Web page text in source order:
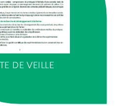
DE VEILLE